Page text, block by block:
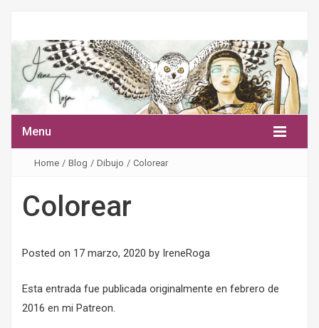
Menu
Home / Blog / Dibujo / Colorear
Colorear
Posted on 17 marzo, 2020 by IreneRoga
Esta entrada fue publicada originalmente en febrero de
2016 en mi Patreon